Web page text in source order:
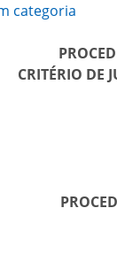
categoria
CRITÉRIO DE